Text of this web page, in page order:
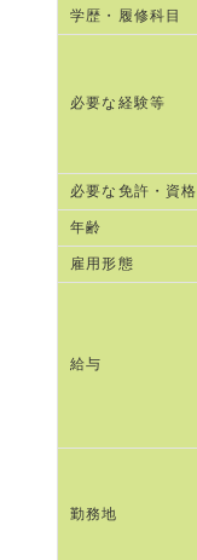
学歴・履修科目
必要な経験等
必要な免許・資格
年齢
雇用形態
給与
勤務地